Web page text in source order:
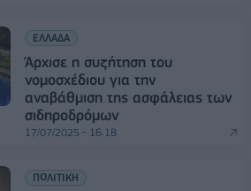
ΕΛΛΑΔΑ
Άρχισε η συζήτηση του
νομοσχέδιου για την
αναβάθμιση της ασφάλειας των
σιδηροδρόμων
17/07/2025 - 16:18
ΠΟΛΙΤΙΚΗ